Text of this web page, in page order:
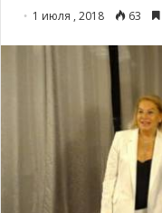
1 июля , 2018 63